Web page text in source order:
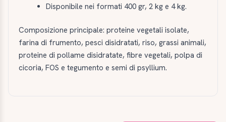
Disponibile nei formati 400 gr, 2 kg e 4 kg.
Composizione principale: proteine vegetali isolate,
farina di frumento, pesci disidratati, riso, grassi animali,
proteine di pollame disidratate, fibre vegetali, polpa di
cicoria, FOS e tegumento e semi di psyllium.